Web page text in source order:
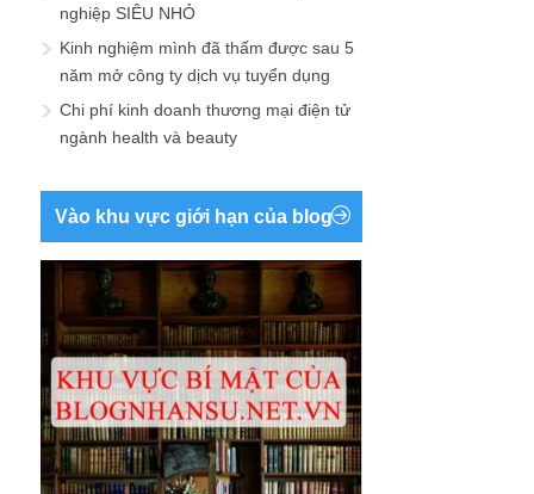
nghiệp SIÊU NHỎ
Kinh nghiệm mình đã thấm được sau 5
năm mở công ty dịch vụ tuyển dụng
Chi phí kinh doanh thương mại điện tử
ngành health và beauty
Vào khu vực giới hạn của blog